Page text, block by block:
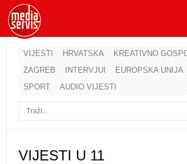
VIJESTI HRVATSKA
KREATIVNO
ZAGREB
INTERVJUI EUROPSKA UNIJA
SPORT
AUDIO VIJESTI
VIJESTI U 11
Korisničko ime
Lozinka